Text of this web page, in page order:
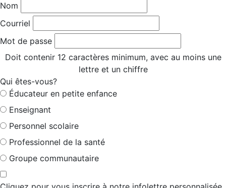
Nom
Courriel
Mot de passe
Doit contenir 12 caractères minimum, avec au moins une
lettre et un chiffre
Qui êtes-vous?
Éducateur en petite enfance
Enseignant
Personnel scolaire
Professionnel de la santé
Groupe communautaire